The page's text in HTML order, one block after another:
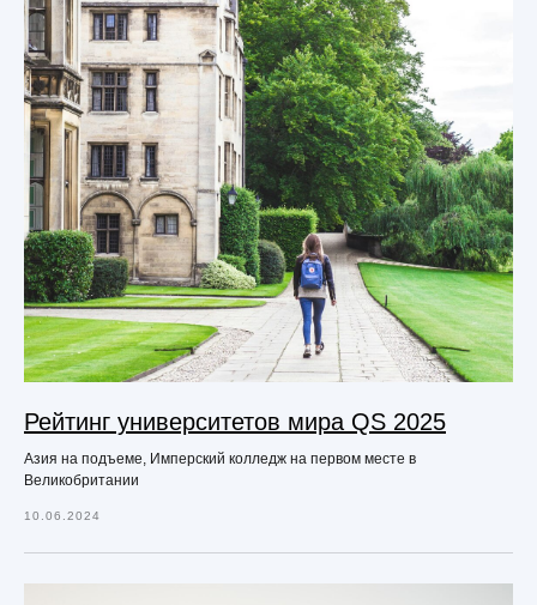
Рейтинг университетов мира QS 2025
Азия на подъеме, Имперский колледж на первом месте в
Великобритании
10.06.2024